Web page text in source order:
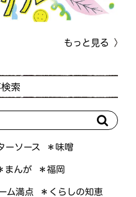
もっと見る
索
ーソース ＊味噌
まんが ＊福岡
ム満点 ＊くらしの知恵